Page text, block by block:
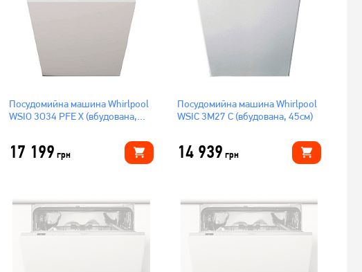
Посудомийна машина Whirlpool
WSIO 3O34 PFE X (вбудована,
17 199 грн
Посудомийна машина Whirlpool
WSIC 3M27 C (вбудована, 45см)
14 939 грн